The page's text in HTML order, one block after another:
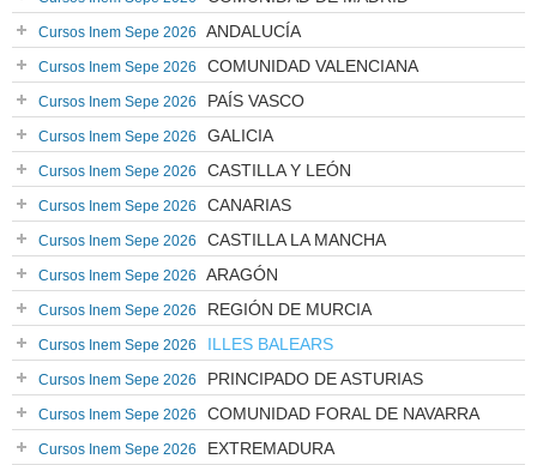
Cursos Inem Sepe 2026 ANDALUCÍA
Cursos Inem Sepe 2026 COMUNIDAD VALENCIANA
Cursos Inem Sepe 2026 PAÍS VASCO
Cursos Inem Sepe 2026 GALICIA
Cursos Inem Sepe 2026 CASTILLA Y LEÓN
Cursos Inem Sepe 2026 CANARIAS
Cursos Inem Sepe 2026 CASTILLA LA MANCHA
Cursos Inem Sepe 2026 ARAGÓN
Cursos Inem Sepe 2026 REGIÓN DE MURCIA
Cursos Inem Sepe 2026 ILLES BALEARS
Cursos Inem Sepe 2026 PRINCIPADO DE ASTURIAS
Cursos Inem Sepe 2026 COMUNIDAD FORAL DE NAVARRA
Cursos Inem Sepe 2026 EXTREMADURA